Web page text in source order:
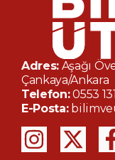
Adres: Aşağı
Çankaya/Ankara
Telefon:0553
E-Posta: